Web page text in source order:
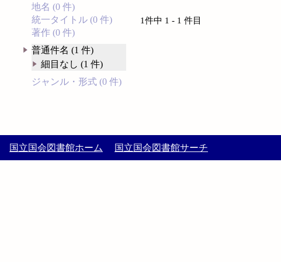
地名 (0 件)
統一タイトル (0 件)
著作 (0 件)
普通件名 (1 件)
細目なし (1 件)
ジャンル・形式 (0 件)
1件中 1 - 1 件目
国立国会図書館ホーム 国立国会図書館サーチ